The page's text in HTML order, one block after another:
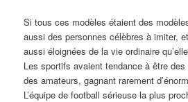
Si tous ces modèles étaient des
aussi des personnes célèbres à imiter,
aussi éloignées de la vie ordinaire
Les sportifs avaient tendance à être
des amateurs, gagnant rarement
L’équipe de football sérieuse la plus